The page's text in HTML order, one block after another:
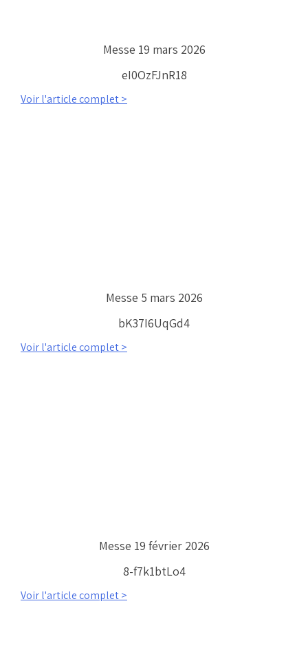
Messe 19 mars 2026
eI0OzFJnR18
Voir l'article complet >
Messe 5 mars 2026
bK37I6UqGd4
Voir l'article complet >
Messe 19 février 2026
8-f7k1btLo4
Voir l'article complet >